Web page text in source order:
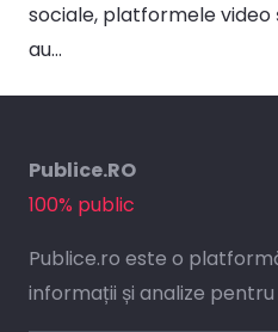
sociale, platformele
au…
Publice.RO
100% public
Publice.ro este o
informații și analize